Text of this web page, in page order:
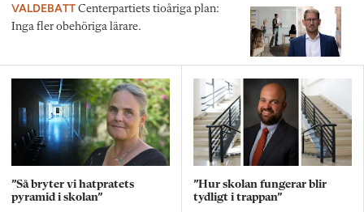
VALDEBATT Centerpartiets tioåriga plan:
Inga fler obehöriga lärare.
”Så bryter vi hatpratets
pyramid i skolan”
”Hur skolan fungerar blir
tydligt i trappan”